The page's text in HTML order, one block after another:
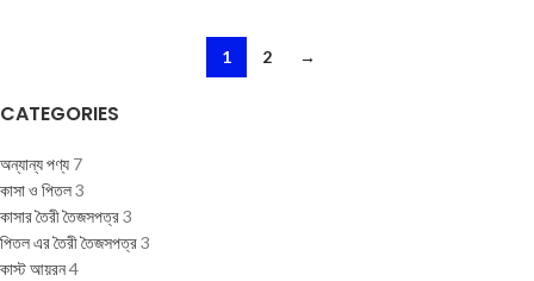
CATEGORIES
অন্যান্য পণ্য 7
কাসা ও পিতল3
কাসার তৈরী তৈজসপত্র3
পিতল এর তৈরী তৈজসপত্র3
কাস্ট আয়রন4
1 2 →